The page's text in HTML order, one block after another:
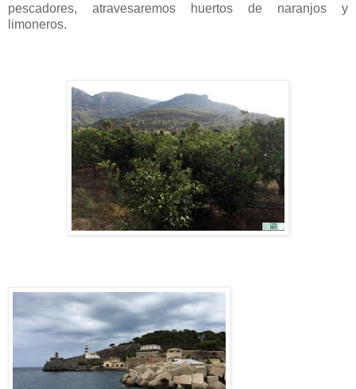
pescadores, atravesaremos huertos de naranjos y
limoneros.